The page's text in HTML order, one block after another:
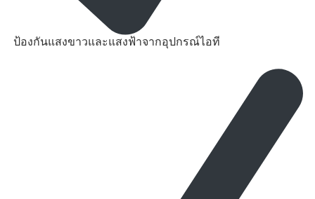
ป้องกันแสงขาวและแสงฟ้าจากอุปกรณ์ไอที